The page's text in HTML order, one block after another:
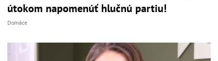
útokom napomenúť hlučnú partiu!
Domáce